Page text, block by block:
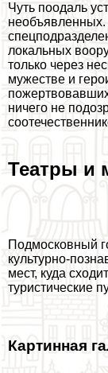
Чуть поодаль
локальных
только через
мужестве и
ничего не
Театры и
Подмосковный
культурно-
мест, куда
туристические
Картинная